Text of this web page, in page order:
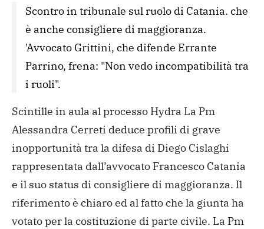
Scontro in tribunale sul ruolo di Catania. che
è anche consigliere di maggioranza.
'Avvocato Grittini, che difende Errante
Parrino, frena: "Non vedo incompatibilità tra
i ruoli".
Scintille in aula al processo Hydra La Pm
Alessandra Cerreti deduce profili di grave
inopportunità tra la difesa di Diego Cislaghi
rappresentata dall’avvocato Francesco Catania
e il suo status di consigliere di maggioranza. Il
riferimento è chiaro ed al fatto che la giunta ha
votato per la costituzione di parte civile. La Pm